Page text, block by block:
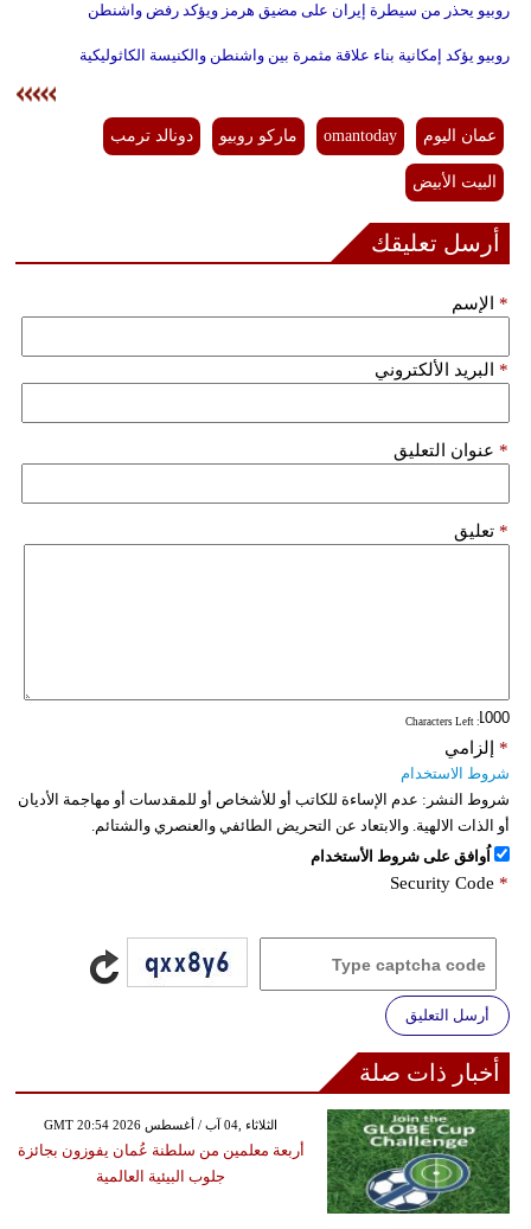
روبيو يحذر من سيطرة إيران على مضيق هرمز ويؤكد رفض واشنطن
روبيو يؤكد إمكانية بناء علاقة مثمرة بين واشنطن والكنيسة الكاثوليكية
عمان اليوم omantoday ماركو روبيو دونالد ترمب
البيت الأبيض
أرسل تعليقك
الإسم *
البريد الألكتروني *
عنوان التعليق *
تعليق *
: Characters Left
إلزامي *
شروط الاستخدام
شروط النشر: عدم الإساءة للكاتب أو للأشخاص أو للمقدسات أو مهاجمة الأديان
أو الذات الالهية. والابتعاد عن التحريض الطائفي والعنصري والشتائم.
اُوافق على شروط الأستخدام
Security Code *
أرسل التعليق
أخبار ذات صلة
GMT 20:54 2026 الثلاثاء ,04 آب / أغسطس
أربعة معلمين من سلطنة عُمان يفوزون بجائزة
جلوب البيئية العالمية